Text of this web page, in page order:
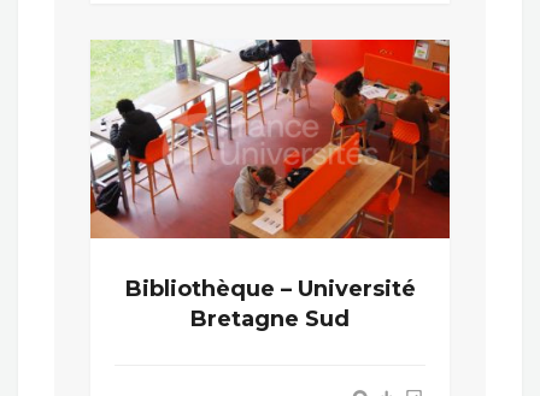
Bibliothèque – Université
Bretagne Sud